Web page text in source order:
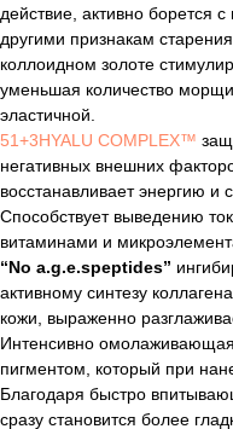
действие, активно борется
другими признакам
коллоидном золоте
уменьшая количество
эластичной.
51+3HYALU COMPLEX™
негативных внешних
восстанавливает энергию и
Способствует выведению
витаминами и
“No a.g.e.speptides”
активному синтезу
кожи, выраженно
Интенсивно
пигментом, который при
Благодаря быстро
сразу становится более